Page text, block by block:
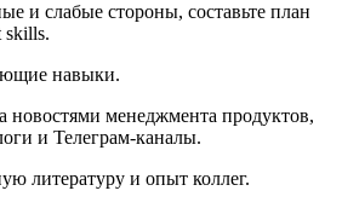
и слабые стороны, составьте план
skills.
навыки.
новостями менеджмента продуктов,
и Телеграм-каналы.
литературу и опыт коллег.